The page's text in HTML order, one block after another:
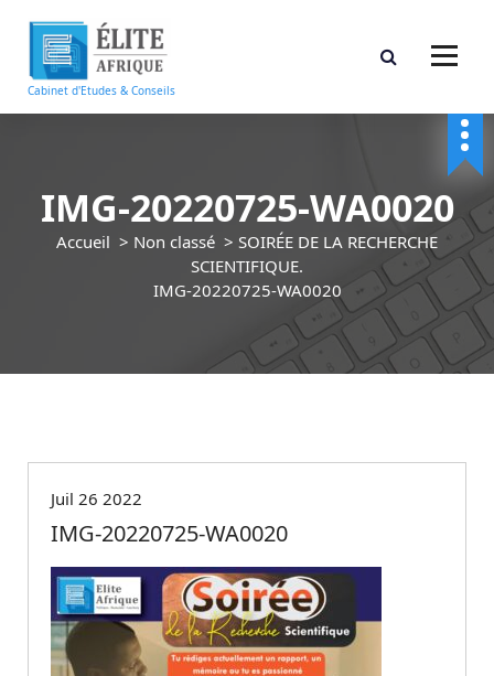
r
Cabinet d'Etudes & Conseils
IMG-20220725-WA0020
Accueil > Non classé > SOIRÉE DE LA RECHERCHE
SCIENTIFIQUE.
IMG-20220725-WA0020
Juil 26 2022
IMG-20220725-WA0020